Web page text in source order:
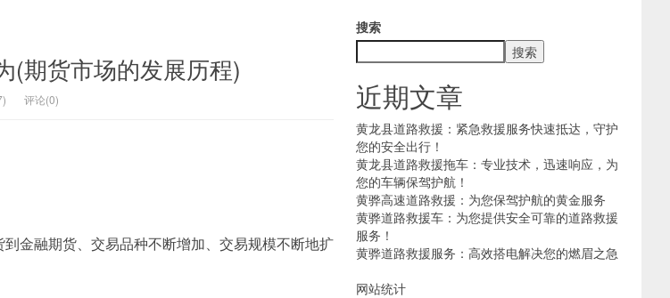
(期货市场的发展历程)
评论(0)
金融期货、交易品种不断增加、交易规模不断地扩
搜索
搜索
近期文章
黄龙县道路救援：紧急救援服务快速抵达，守护
您的安全出行！
黄龙县道路救援拖车：专业技术，迅速响应，为
您的车辆保驾护航！
黄骅高速道路救援：为您保驾护航的黄金服务
黄骅道路救援车：为您提供安全可靠的道路救援
服务！
黄骅道路救援服务：高效搭电解决您的燃眉之急
网站统计